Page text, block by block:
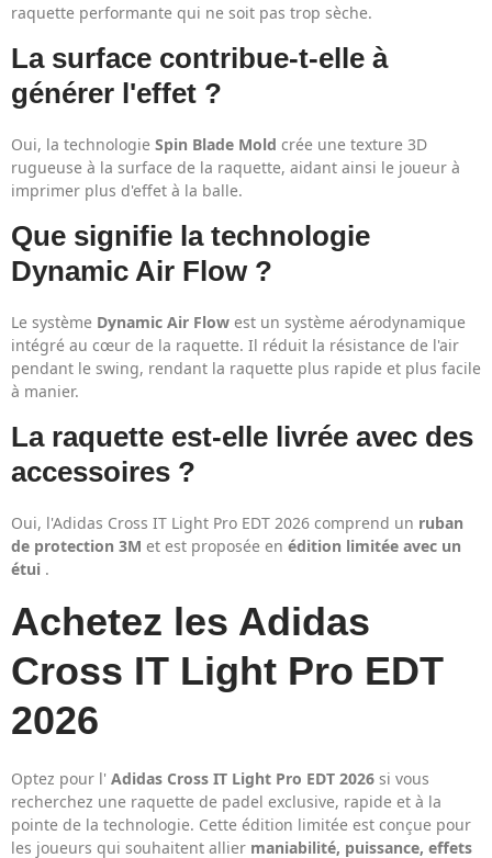
raquette performante qui ne soit pas trop sèche.
La surface contribue-t-elle à
générer l'effet ?
Oui, la technologie Spin Blade Mold crée une texture 3D
rugueuse à la surface de la raquette, aidant ainsi le joueur à
imprimer plus d'effet à la balle.
Que signifie la technologie
Dynamic Air Flow ?
Le système Dynamic Air Flow est un système aérodynamique
intégré au cœur de la raquette. Il réduit la résistance de l'air
pendant le swing, rendant la raquette plus rapide et plus facile
à manier.
La raquette est-elle livrée avec des
accessoires ?
Oui, l'Adidas Cross IT Light Pro EDT 2026 comprend un ruban
de protection 3M et est proposée en édition limitée avec un
étui .
Achetez les Adidas
Cross IT Light Pro EDT
2026
Optez pour l' Adidas Cross IT Light Pro EDT 2026 si vous
recherchez une raquette de padel exclusive, rapide et à la
pointe de la technologie. Cette édition limitée est conçue pour
les joueurs qui souhaitent allier maniabilité, puissance, effets